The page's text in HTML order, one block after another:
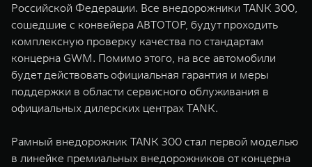
Российской Федерации. Все внедорожники TANK 300,
сошедшие с конвейера АВТОТОР, будут проходить
комплексную проверку качества по стандартам
концерна GWM. Помимо этого, на все автомобили
будет действовать официальная гарантия и меры
поддержки в области сервисного облуживания в
официальных дилерских центрах TANK.
Рамный внедорожник TANK 300 стал первой моделью
в линейке премиальных внедорожников от концерна